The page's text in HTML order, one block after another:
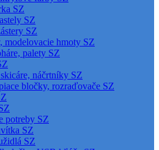
SZ
SZ
SZ
modelovacie hmoty SZ
palety SZ
náčrtníky SZ
bločky, rozraďovače SZ
potreby SZ
SZ
SZ